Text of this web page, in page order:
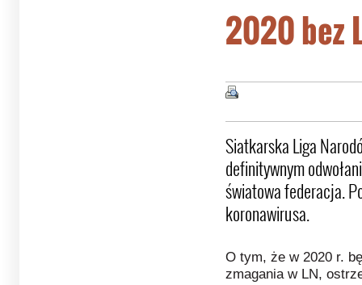
2020 bez
Siatkarska Liga
definitywnym
światowa federacja.
koronawirusa.
O tym, że w 2020 r.
zmagania w LN,